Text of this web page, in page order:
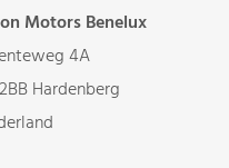
Motors Benelux
4A
Hardenberg